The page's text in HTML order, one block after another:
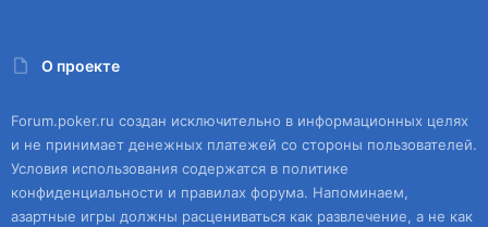
О проекте
Forum.poker.ru создан исключительно в информационных целях
и не принимает денежных платежей со стороны пользователей.
Условия использования содержатся в политике
конфиденциальности и правилах форума. Напоминаем,
азартные игры должны расцениваться как развлечение, а не как